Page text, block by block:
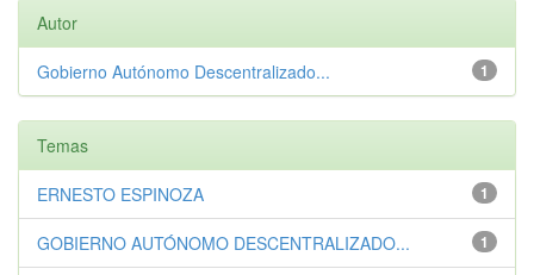
Autor
1
Gobierno Autónomo Descentralizado...
Temas
1
ERNESTO ESPINOZA
1
GOBIERNO AUTÓNOMO DESCENTRALIZADO...